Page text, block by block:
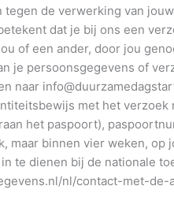
de verwerking van
dat je bij ons een
of een ander, door jou
je persoonsgegevens of
naar
met het verzoek
het paspoort),
maar binnen vier weken, op
te dienen bij de nationale
nl/contact-met-